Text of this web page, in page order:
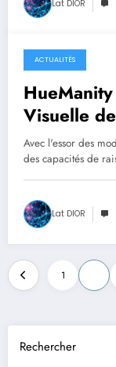
Lat DIOR
septembre 10, 2025
ACTUALITÉS
Visuelle
Avec l'essor des
des capacités de
Lat DIOR
Pagination
des
publications
1
Rechercher